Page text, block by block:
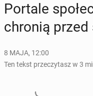
Portale
chronią
8 MAJA, 12:00
Ten tekst przeczytasz w 3